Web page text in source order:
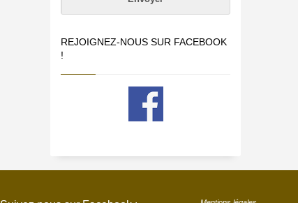
REJOIGNEZ-NOUS SUR FACEBOOK
!